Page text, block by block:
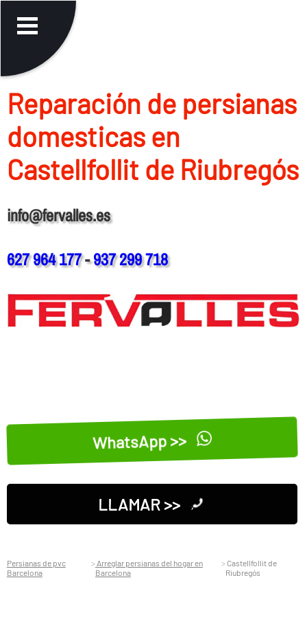
Reparación de persianas
domesticas en
Castellfollit de Riubregós
info@fervalles.es
627 964 177-937 299 718
WhatsApp >>
LLAMAR >>
Persianas de pvc
Barcelona
Arreglar persianas del hogar en
Barcelona
Castellfollit de
Riubregós